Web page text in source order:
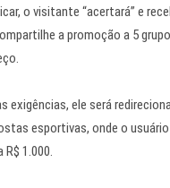
o visitante “acertará” e
a promoção a 5
exigências, ele será
esportivas, onde o
1.000.